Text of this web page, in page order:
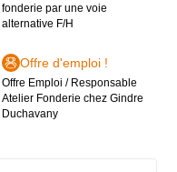
fonderie par une voie
alternative F/H
Offre d'emploi !
Offre Emploi / Responsable
Atelier Fonderie chez Gindre
Duchavany